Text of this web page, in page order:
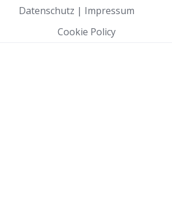
Datenschutz | Impressum
Cookie Policy